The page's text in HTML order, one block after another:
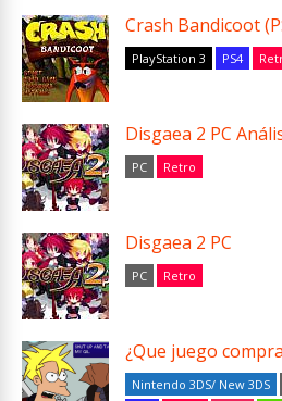
Crash Bandicoot
PlayStation 3 PS4
Disgaea 2 PC
PC Retro
Disgaea 2 PC
PC Retro
¿Que juego
Nintendo 3DS/ New 3DS